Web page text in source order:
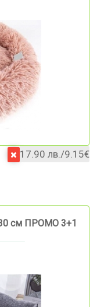
17.90 лв./9.15€
см ПРОМО 3+1